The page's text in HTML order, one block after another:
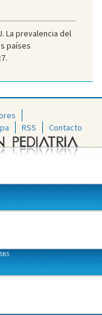
La prevalencia del
países
RSS Contacto